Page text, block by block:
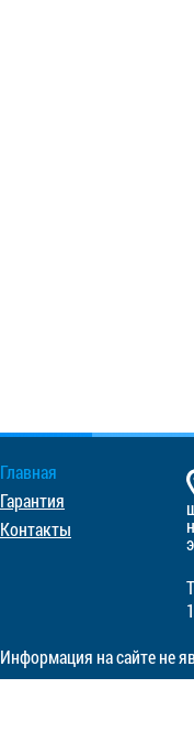
Главная
Гарантия
Контакты
Информация на сайте не